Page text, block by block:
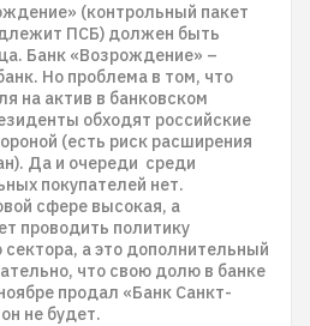
(контрольный пакет
ПСБ) должен быть
Банк «Возрождение» –
Но проблема в том, что
на актив в банковском
обходят российские
(есть риск расширения
Да и очереди среди
покупателей нет.
сфере высокая, а
проводить политику
сектора, а это дополнительный
что свою долю в банке
продал «Банк Санкт-
не будет.